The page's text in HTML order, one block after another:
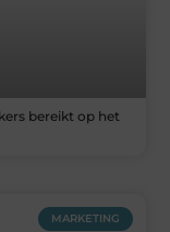
bereikt op het
MARKETING